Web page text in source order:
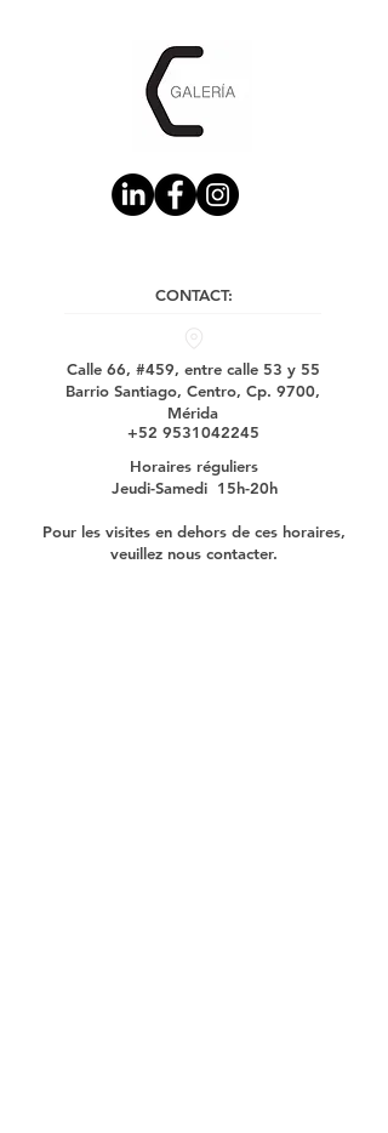
CONTACT:
Calle 66, #459, entre calle 53 y 55
Barrio Santiago, Centro, Cp. 9700,
Mérida
+52 9531042245
Horaires réguliers
Jeudi-Samedi 15h-20h
Pour les visites en dehors de ces horaires,
veuillez nous contacter.